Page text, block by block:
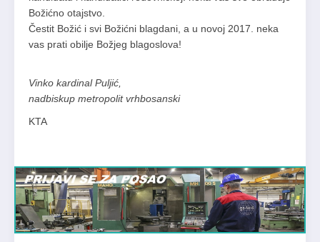
Božićno otajstvo.
Čestit Božić i svi Božićni blagdani, a u novoj 2017. neka
vas prati obilje Božjeg blagoslova!
Vinko kardinal Puljić,
nadbiskup metropolit vrhbosanski
KTA